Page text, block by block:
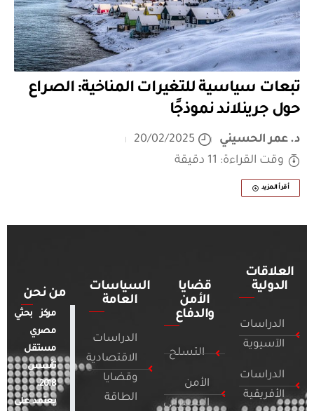
تبعات سياسية للتغيرات المناخية: الصراع
حول جرينلاند نموذجًا
د. عمر الحسيني
20/02/2025
وقت القراءة: 11 دقيقة
أقرأ المزيد
العلاقات
الدولية
الدراسات
الآسيوية
الدراسات
الأفريقية
قضايا
الأمن
والدفاع
التسلح
الأمن
السيبراني
السياسات
العامة
الدراسات
الاقتصادية
وقضايا
الطاقة
من نحن
مركز بحثي
مصري
مستقل
تأسس
2018.
يعتمد على